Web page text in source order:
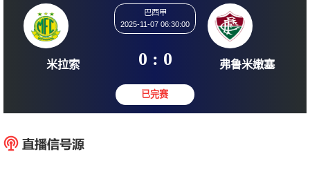
2025-11-07 06:30:00
0 : 0